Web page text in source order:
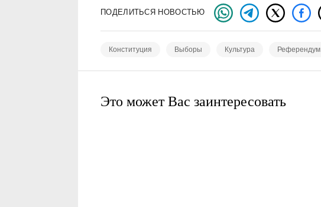
ПОДЕЛИТЬСЯ НОВОСТЬЮ
Конституция Выборы Культура Референдум
Это может Вас заинтересовать